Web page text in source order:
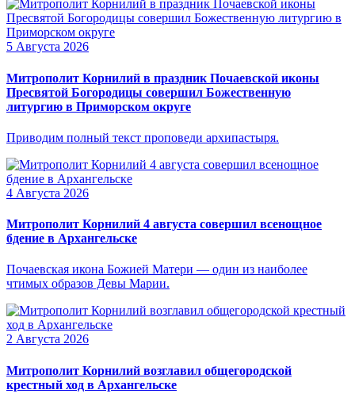
5 Августа 2026
Митрополит Корнилий в праздник Почаевской иконы
Пресвятой Богородицы совершил Божественную
литургию в Приморском округе
Приводим полный текст проповеди архипастыря.
4 Августа 2026
Митрополит Корнилий 4 августа совершил всенощное
бдение в Архангельске
Почаевская икона Божией Матери — один из наиболее
чтимых образов Девы Марии.
2 Августа 2026
Митрополит Корнилий возглавил общегородской
крестный ход в Архангельске